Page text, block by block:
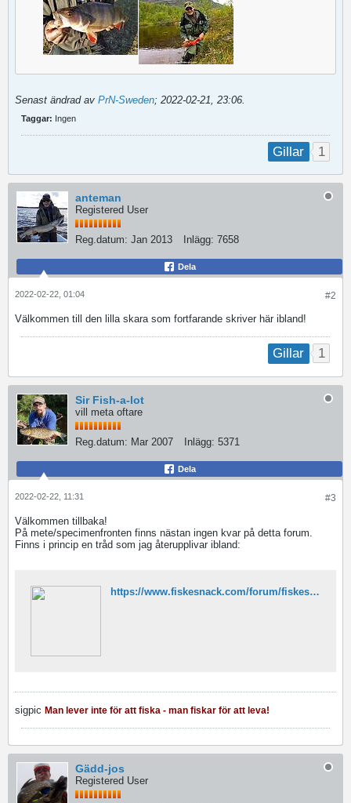
Senast ändrad av PrN-Sweden; 2022-02-21, 23:06.
Taggar: Ingen
Gillar 1
anteman
Registered User
Reg.datum: Jan 2013 Inlägg: 7658
Dela
#2
2022-02-22, 01:04
Välkommen till den lilla skara som fortfarande skriver här ibland!
Gillar 1
Sir Fish-a-lot
vill meta oftare
Reg.datum: Mar 2007 Inlägg: 5371
Dela
#3
2022-02-22, 11:31
Välkommen tillbaka!
På mete/specimenfronten finns nästan ingen kvar på detta forum.
Finns i princip en tråd som jag återupplivar ibland:
https://www.fiskesnack.com/forum/fiskes%C3%A4tt/mete-allm%C3%A4nt/178218-metare-dags-att-vakna
sigpic Man lever inte för att fiska - man fiskar för att leva!
Gädd-jos
Registered User